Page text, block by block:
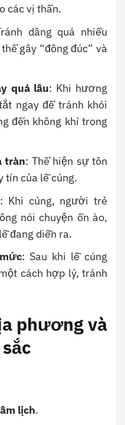
các vị thần.
dâng quá nhiều
gây “đông đúc” và
quá lâu: Khi hương
ngay để tránh khói
đến không khí trong
tràn: Thể hiện sự tôn
tín của lễ cúng.
: Khi cúng, người trẻ
nói chuyện ồn ào,
đang diễn ra.
: Sau khi lễ cúng
cách hợp lý, tránh
phương và
lịch.